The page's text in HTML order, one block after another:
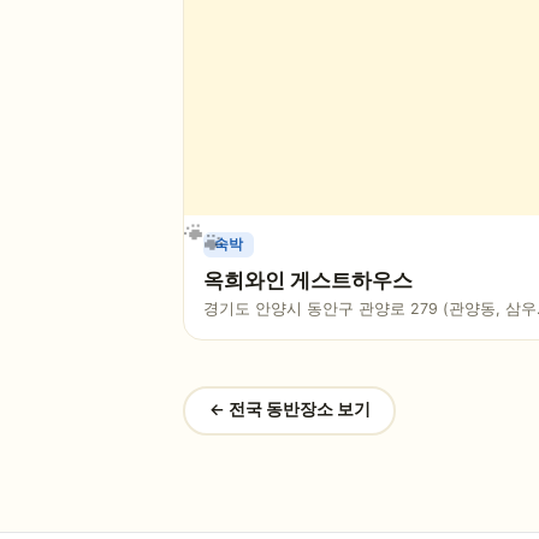
숙박
옥희와인 게스트하우스
경기도 안양시 동안구 관양로 279 (관양동, 삼
← 전국 동반장소 보기